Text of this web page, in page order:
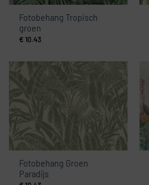
Fotobehang Tropisch
groen
€ 10.43
Fotobehang Groen
Paradijs